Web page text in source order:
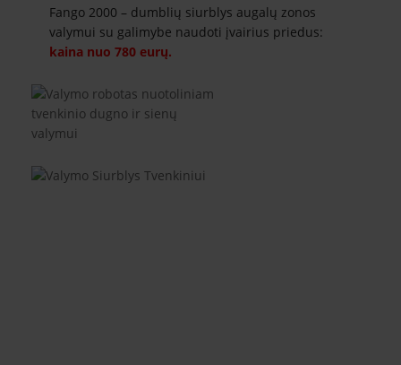
Fango 2000 – dumblių siurblys augalų zonos
valymui su galimybe naudoti įvairius priedus:
kaina nuo 780 eurų.